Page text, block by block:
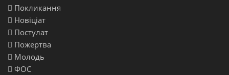
Покликання
Новіціат
Постулат
Пожертва
Молодь
ФОС